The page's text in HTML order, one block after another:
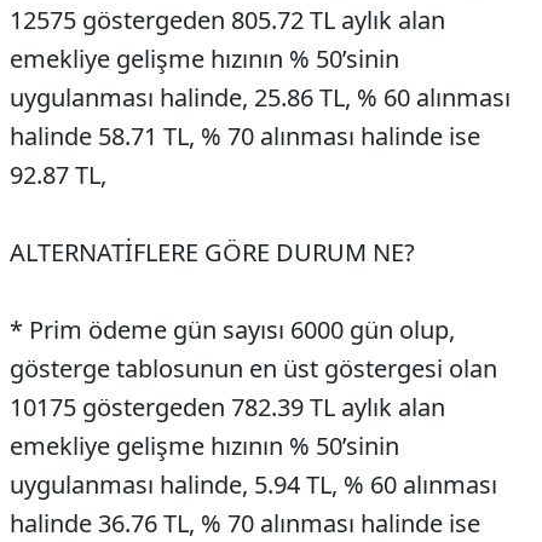
12575 göstergeden 805.72 TL aylık alan
emekliye gelişme hızının % 50’sinin
uygulanması halinde, 25.86 TL, % 60 alınması
halinde 58.71 TL, % 70 alınması halinde ise
92.87 TL,
ALTERNATİFLERE GÖRE DURUM NE?
* Prim ödeme gün sayısı 6000 gün olup,
gösterge tablosunun en üst göstergesi olan
10175 göstergeden 782.39 TL aylık alan
emekliye gelişme hızının % 50’sinin
uygulanması halinde, 5.94 TL, % 60 alınması
halinde 36.76 TL, % 70 alınması halinde ise